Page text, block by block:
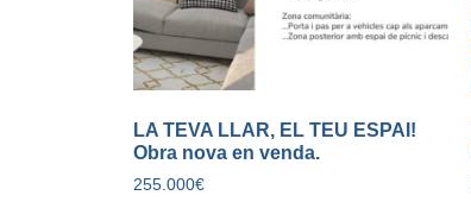
LA TEVA LLAR, EL TEU ESPAI!
Obra nova en venda.
255.000€